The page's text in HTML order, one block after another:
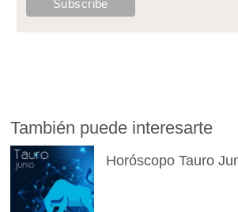
También puede interesarte
Horóscopo Tauro